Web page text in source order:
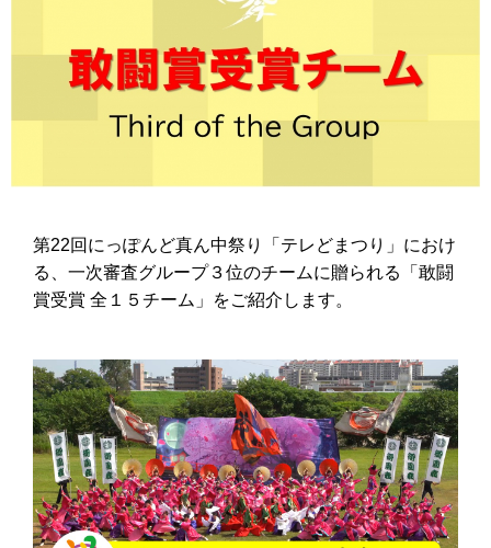
第22回にっぽんど真ん中祭り「テレどまつり」におけ
る、一次審査グループ３位のチームに贈られる「敢闘
賞受賞 全１５チーム」をご紹介します。